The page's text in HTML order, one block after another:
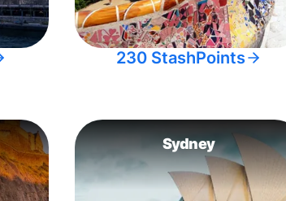
230 StashPoints
Sydney